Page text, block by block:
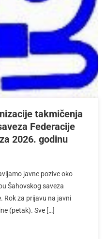
takmičenja
Federacije
2026. godinu
javne pozive oko
Šahovskog saveza
Rok za prijavu na javni
(petak). Sve […]